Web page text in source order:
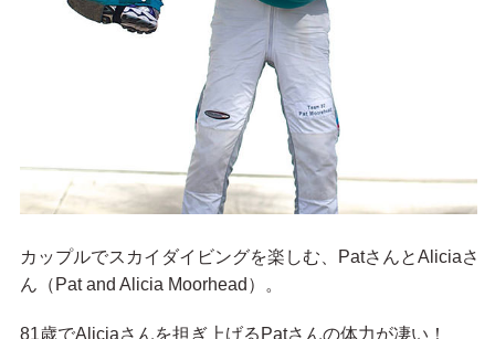
カップルでスカイダイビングを楽しむ、PatさんとAliciaさ
ん（Pat and Alicia Moorhead）。
81歳でAliciaさんを担ぎ上げるPatさんの体力が凄い！